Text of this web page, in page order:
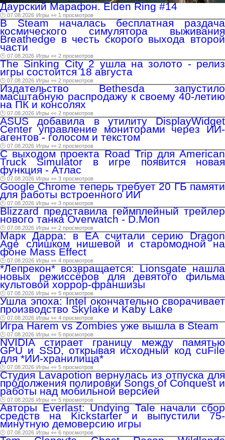
Даурский Марафон. Elden Ring #14
🕑 07.08.2026 Игры 👀 1 просмотров
В Steam началась бесплатная раздача
космического симулятора выживания
Breathedge в честь скорого выхода второй
части
🕑 07.08.2026 Игры 👀 2 просмотров
The Sinking City 2 ушла на золото - релиз
игры состоится 18 августа
🕑 07.08.2026 Игры 👀 2 просмотров
Издательство Bethesda запустило
масштабную распродажу к своему 40-летию
на ПК и консолях
🕑 07.08.2026 Игры 👀 2 просмотров
ASUS добавила в утилиту DisplayWidget
Center управление мониторами через ИИ-
агентов - голосом и текстом
🕑 07.08.2026 Игры 👀 2 просмотров
С выходом проекта Road Trip для American
Truck Simulator в игре появится новая
функция - Атлас
🕑 07.08.2026 Игры 👀 3 просмотров
Google Chrome теперь требует 20 ГБ памяти
для работы встроенного ИИ
🕑 07.08.2026 Игры 👀 3 просмотров
Blizzard представила геймплейный трейлер
нового танка Overwatch - D.Mon
🕑 07.08.2026 Игры 👀 2 просмотров
Марк Дарра: в EA считали серию Dragon
Age слишком нишевой и старомодной на
фоне Mass Effect
🕑 07.08.2026 Игры 👀 4 просмотров
*Лепрекон* возвращается: Lionsgate нашла
новых режиссёров для девятого фильма
культовой хоррор-франшизы
🕑 07.08.2026 Игры 👀 5 просмотров
Ушла эпоха: Intel окончательно сворачивает
производство Skylake и Kaby Lake
🕑 07.08.2026 Игры 👀 4 просмотров
Игра Harem vs Zombies уже вышла в Steam
🕑 07.08.2026 Игры 👀 5 просмотров
NVIDIA стирает границу между памятью
GPU и SSD, открывая исходный код cuFile
для *ИИ-хранилища*
🕑 07.08.2026 Игры 👀 5 просмотров
Студия Lavapotion вернулась из отпуска для
продолжения полировки Songs of Conquest и
работы над мобильной версией
🕑 07.08.2026 Игры 👀 5 просмотров
Авторы Everlast: Undying Tale начали сбор
средств на Kickstarter и выпустили 75-
минутную демоверсию игры
🕑 07.08.2026 Игры 👀 6 просмотров